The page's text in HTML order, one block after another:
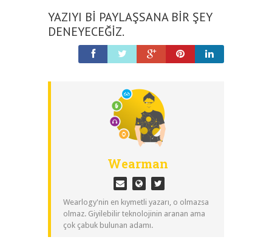
YAZIYI BI PAYLAŞSANA BIR ŞEY
DENEYECEĞIZ.
Wearman
Wearlogy'nin en kıymetli yazarı, o olmazsa
olmaz. Giyilebilir teknolojinin aranan ama
çok çabuk bulunan adamı.